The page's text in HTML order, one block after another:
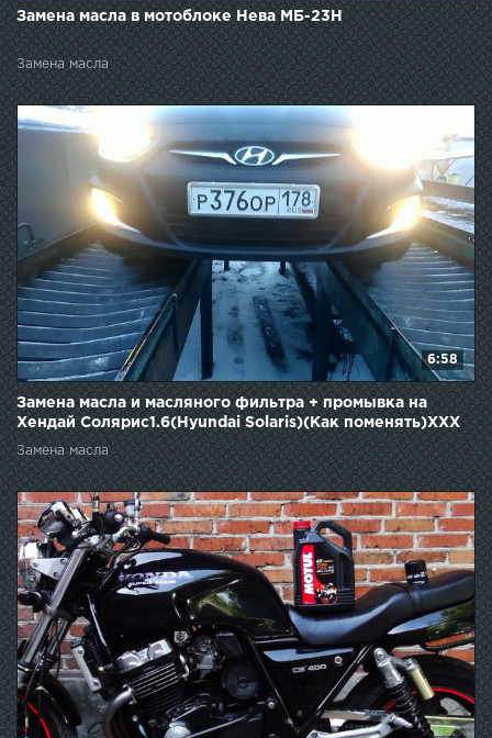
Замена масла в мотоблоке Нева МБ-23H
Замена масла
6:58
Замена масла и масляного фильтра + промывка на
Хендай Солярис1.6(Hyundai Solaris)(Как поменять)XXX
Замена масла